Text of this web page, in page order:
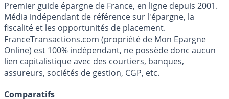
FranceTransactions.com
Premier guide épargne de France, en ligne depuis 2001.
Média indépendant de référence sur l'épargne, la
fiscalité et les opportunités de placement.
FranceTransactions.com (propriété de Mon Epargne
Online) est 100% indépendant, ne possède donc aucun
lien capitalistique avec des courtiers, banques,
assureurs, sociétés de gestion, CGP, etc.